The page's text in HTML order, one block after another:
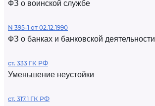
ФЗ о воинской службе
N 395-1 от 02.12.1990
ФЗ о банках и банковской деятельности
ст. 333 ГК РФ
Уменьшение неустойки
ст. 317.1 ГК РФ